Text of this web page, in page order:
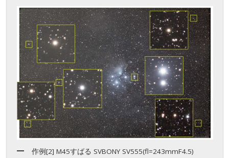
作例[2] M45すばる SVBONY SV555(fl=243mmF4.5)